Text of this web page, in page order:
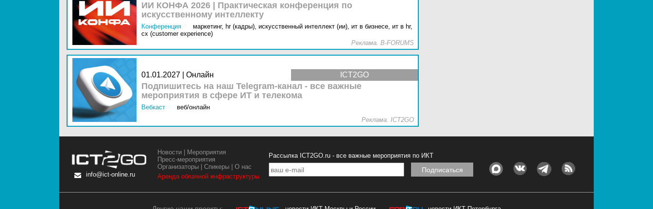
ИИ КОНФА 2026 | Практическая конференция по
искусственному интеллекту
Конференция маркетинг, hr (кадры), искусственный интеллект (ии), ит в бизнесе, ит в hr,
cx (customer experience)
Реклама. B-FORUMS
ICT2GO
01.01.2027 | Онлайн
Подпишитесь на наш Telegram-канал - все важные
мероприятия в сфере ИТ и телекома
Вебкаст
веб/онлайн
Реклама. ICT2GO
info@ict-online.ru
Новости
Мероприятия
Пресс-мероприятия
Организаторы |Спикеры |О нас
Аренда облачной инфраструктуры
Рассылка ICT2GO.ru - все важные мероприятия по ИКТ